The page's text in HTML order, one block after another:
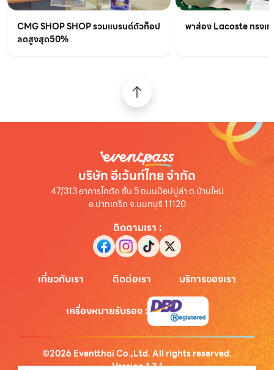
CMG SHOP SHOP รวมแบรนด์ตัวท็อป
ลดสูงสุด50%
พาส่อง Lacoste ทรงเ
บริษัท อีเว้นท์ไทย จำกัด
47/313 อาคารไคตัค ชั้น 5 ถนนป๊อปปูล่า ต.บ้านใหม่
อ.ปากเกร็ด จ.นนทบุรี 11120
ติดตามเรา :
เกี่ยวกับเรา ติดต่อเรา บริการของเรา
เครื่องหมายรับรอง:
©2026 Eventthai Co.,Ltd. All rights reserved.
Version1.3.1